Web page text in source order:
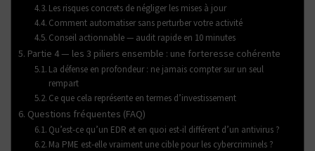
Les risques concrets de négliger les mises à jour
Comment automatiser sans perturber votre activité
Conseil actionnable — audit rapide en 10 minutes
Partie 4 — les 3 piliers ensemble : une forteresse cohérente
La défense en profondeur : ne jamais compter sur un seul
rempart
Ce que cela représente en termes d’investissement
Questions fréquentes (FAQ)
Qu’est-ce qu’un EDR et en quoi est-il différent d’un antivirus ?
Ma PME est-elle vraiment une cible pour les cybercriminels ?